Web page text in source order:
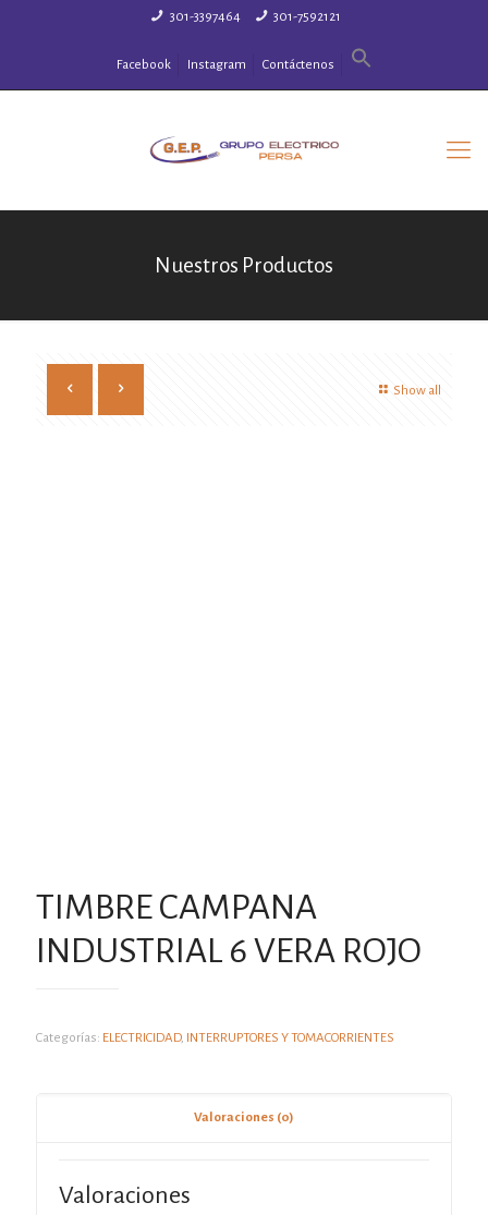
301-3397464 301-7592121
Facebook Instagram Contáctenos
Nuestros Productos
Show all
TIMBRE CAMPANA
INDUSTRIAL 6 VERA ROJO
Categorías: ELECTRICIDAD, INTERRUPTORES Y TOMACORRIENTES
Valoraciones (0)
Valoraciones